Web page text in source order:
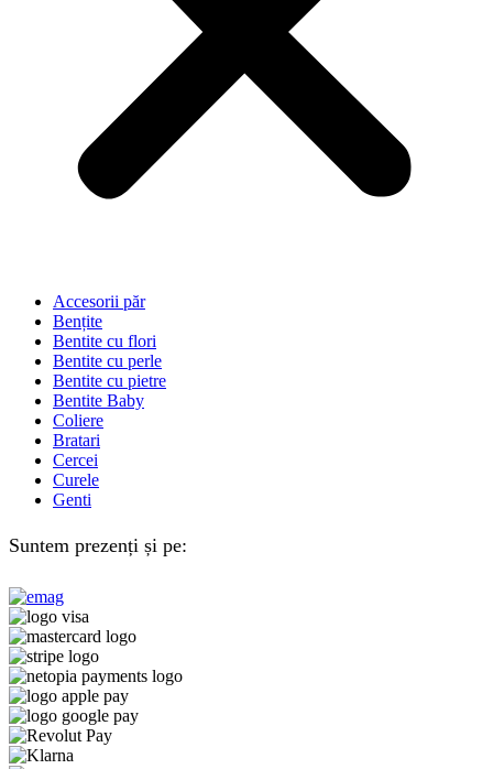
Accesorii păr
Bențite
Bentite cu flori
Bentite cu perle
Bentite cu pietre
Bentite Baby
Coliere
Bratari
Cercei
Curele
Genti
Suntem prezenți și pe: